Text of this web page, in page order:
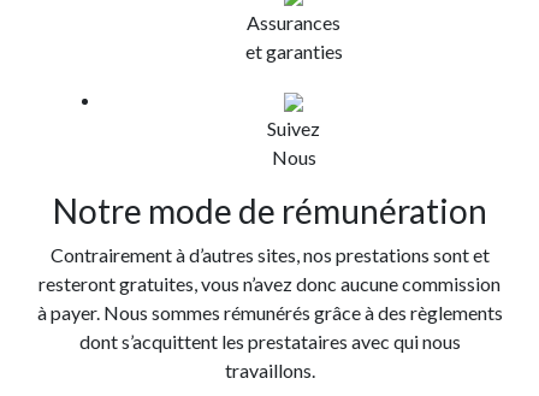
Assurances
et garanties
Suivez
Nous
Notre mode de rémunération
Contrairement à d’autres sites, nos prestations sont et
resteront gratuites, vous n’avez donc aucune commission
à payer. Nous sommes rémunérés grâce à des règlements
dont s’acquittent les prestataires avec qui nous
travaillons.